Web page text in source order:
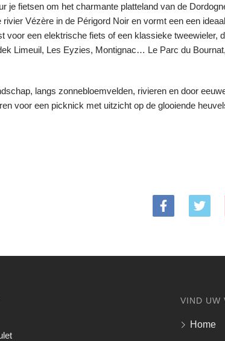
je fietsen om het charmante platteland van de
rivier Vézère in de Périgord Noir en vormt een een
voor een elektrische fiets of een klassieke tweewieler,
Limeuil, Les Eyzies, Montignac… Le Parc du
langs zonnebloemvelden, rivieren en door
voor een picknick met uitzicht op de glooiende
VIND UW
Home